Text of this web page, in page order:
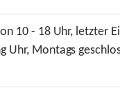
10 - 18 Uhr, letzter
Uhr, Montags